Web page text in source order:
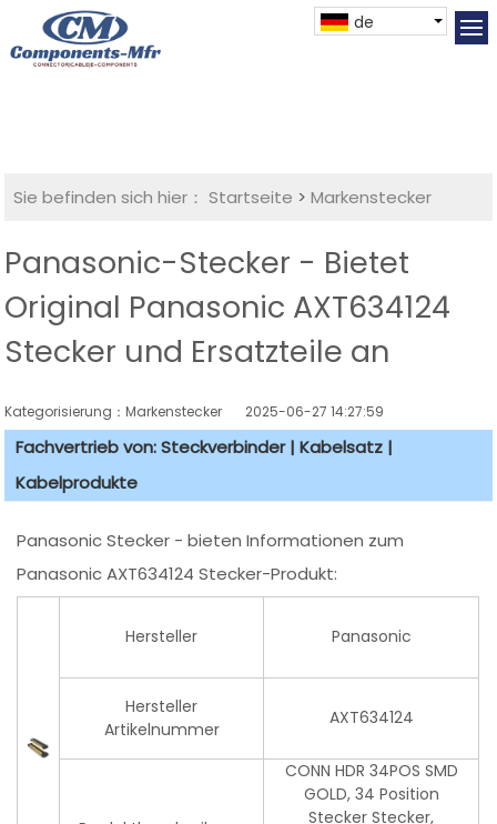
de
Sie befinden sich hier： Startseite >Markenstecker
Panasonic-Stecker - Bietet
Original Panasonic AXT634124
Stecker und Ersatzteile an
Kategorisierung：Markenstecker 2025-06-27 14:27:59
Fachvertrieb von: Steckverbinder | Kabelsatz |
Kabelprodukte
Panasonic Stecker - bieten Informationen zum
Panasonic AXT634124 Stecker-Produkt:
Hersteller Panasonic
Hersteller
Artikelnummer
AXT634124
CONN HDR 34POS SMD
GOLD, 34 Position
Stecker Stecker,